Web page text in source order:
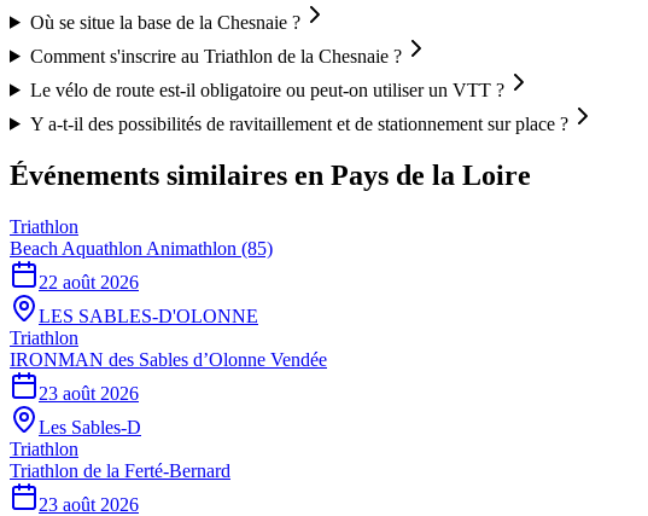
Où se situe la base de la Chesnaie ?
Comment s'inscrire au Triathlon de la Chesnaie ?
Le vélo de route est-il obligatoire ou peut-on utiliser un VTT ?
Y a-t-il des possibilités de ravitaillement et de stationnement sur place ?
Événements similaires en Pays de la Loire
Triathlon
Beach Aquathlon Animathlon (85)
22 août 2026
LES SABLES-D'OLONNE
Triathlon
IRONMAN des Sables d’Olonne Vendée
23 août 2026
Les Sables-D
Triathlon
Triathlon de la Ferté-Bernard
23 août 2026